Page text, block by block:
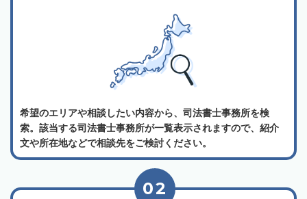
希望のエリアや相談したい内容から、司法書士事務所を検
索。該当する司法書士事務所が一覧表示されますので、紹介
文や所在地などで相談先をご検討ください。
02